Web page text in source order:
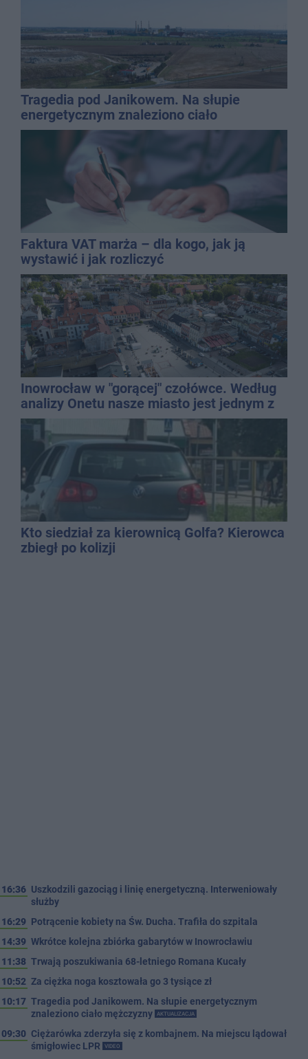
Tragedia pod Janikowem. Na słupie
energetycznym znaleziono ciało
mężczyzny
Faktura VAT marża – dla kogo, jak ją
wystawić i jak rozliczyć
Inowrocław w "gorącej" czołówce. Według
analizy Onetu nasze miasto jest jednym z
najbardziej narażonych na upały
Kto siedział za kierownicą Golfa? Kierowca
zbiegł po kolizji
16:36 Uszkodzili gazociąg i linię energetyczną. Interweniowały
służby
16:29 Potrącenie kobiety na Św. Ducha. Trafiła do szpitala
14:39 Wkrótce kolejna zbiórka gabarytów w Inowrocławiu
11:38 Trwają poszukiwania 68-letniego Romana Kucały
10:52 Za ciężka noga kosztowała go 3 tysiące zł
10:17 Tragedia pod Janikowem. Na słupie energetycznym
znaleziono ciało mężczyzny
AKTUALIZACJA
09:30 Ciężarówka zderzyła się z kombajnem. Na miejscu lądował
śmigłowiec LPR
VIDEO